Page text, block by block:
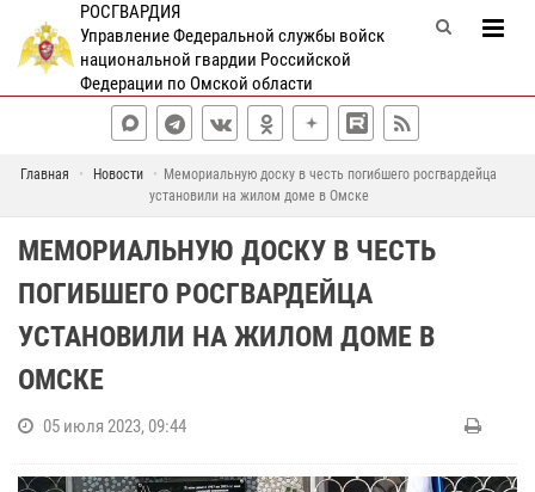
РОСГВАРДИЯ
Управление Федеральной службы войск
национальной гвардии Российской
Федерации по Омской области
Главная Новости
Мемориальную доску в честь погибшего росгвардейца
установили на жилом доме в Омске
МЕМОРИАЛЬНУЮ ДОСКУ В ЧЕСТЬ
ПОГИБШЕГО РОСГВАРДЕЙЦА
УСТАНОВИЛИ НА ЖИЛОМ ДОМЕ В
ОМСКЕ
05 июля 2023, 09:44